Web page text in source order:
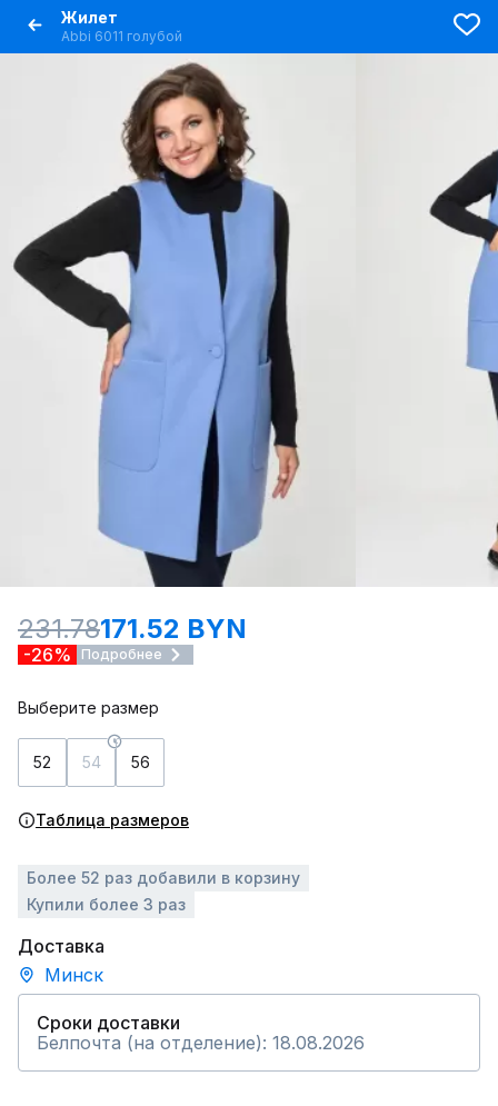
Жилет
Abbi 6011 голубой
231.78171.52 BYN
-26% Подробнее
Выберите размер
52 54 56
Таблица размеров
Более 52 раз добавили в корзину
Купили более 3 раз
Доставка
Минск
Сроки доставки
Белпочта (на отделение): 18.08.2026